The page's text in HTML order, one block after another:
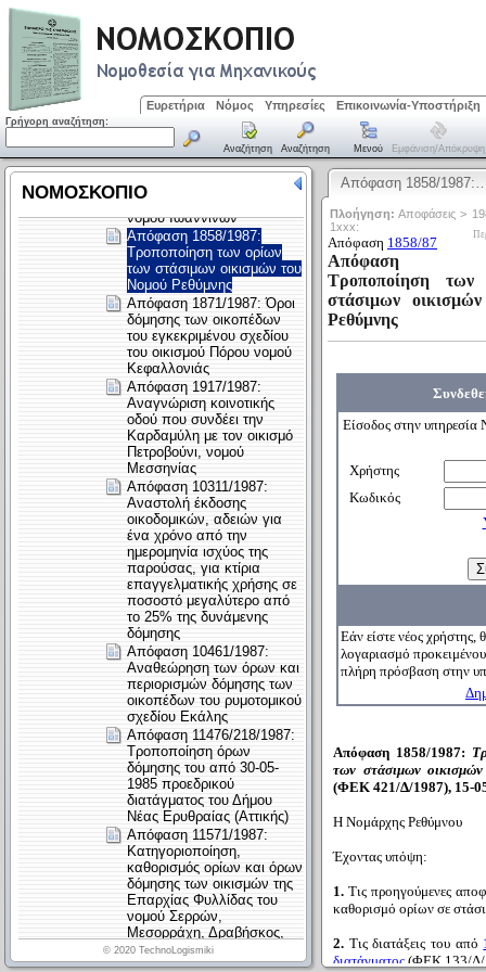
Ευρετήρια Νόμος Υπηρεσίες Επικοινωνία-Υποστήριξη
Γρήγορη αναζήτηση:
Αναζήτηση Αναζήτηση Μενού Εμφάνιση/απόκρυψη
Απόφαση 1858/